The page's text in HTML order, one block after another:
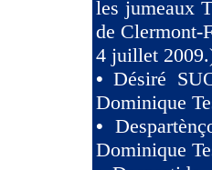
les jumeaux
de Clermont-
4 juillet
•Désiré
Dominique
•
Dominique